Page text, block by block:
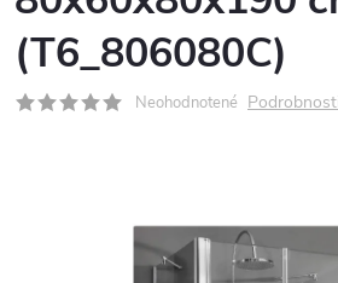
(T6_806080C)
Neohodnotené